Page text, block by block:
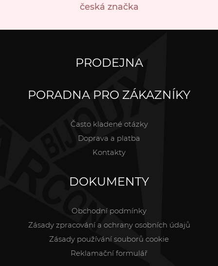
česká značka
PRODEJNA
PORADNA PRO ZÁKAZNÍKY
Často kladené otázky
Doprava a platba
Kontakty
DOKUMENTY
Obchodní podmínky
Zásady zpracování a ochrany osobních údajů
Zásady používání souborů cookie
Reklamační formulář